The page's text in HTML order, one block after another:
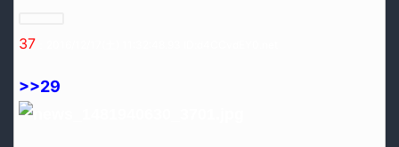
37
>>29